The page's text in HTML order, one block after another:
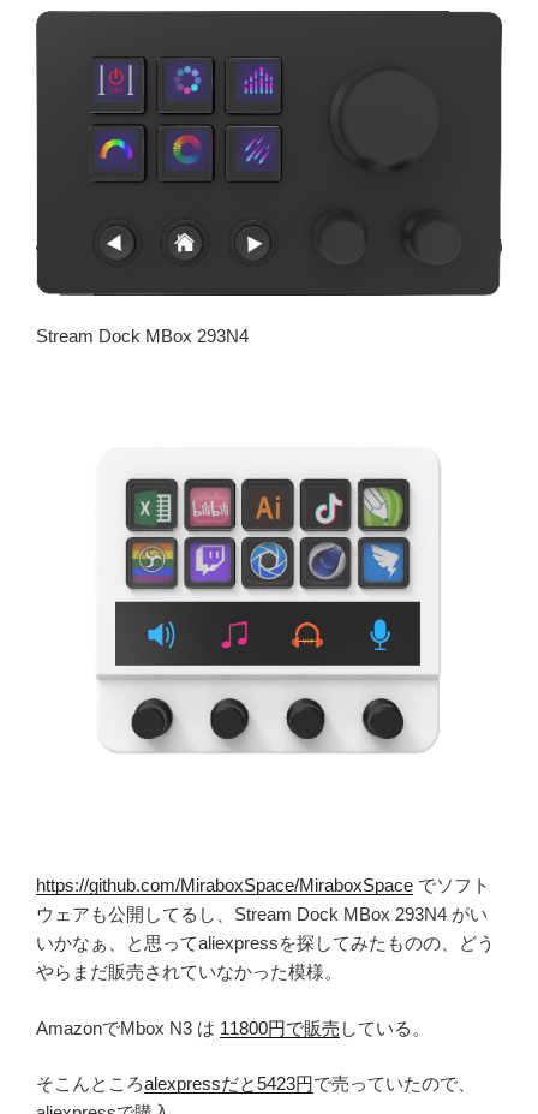
Stream Dock MBox 293N4
https://github.com/MiraboxSpace/MiraboxSpace でソフト
ウェアも公開してるし、Stream Dock MBox 293N4 がい
いかなぁ、と思ってaliexpressを探してみたものの、どう
やらまだ販売されていなかった模様。
AmazonでMbox N3 は 11800円で販売 している。
そこんところalexpressだと5423円で売っていたので、